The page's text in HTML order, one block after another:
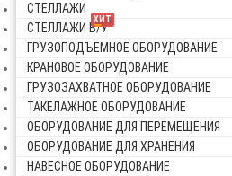
СТЕЛЛАЖИ
ХИТ
СТЕЛЛАЖИ Б/У
ГРУЗОПОДЪЕМНОЕ ОБОРУДОВАНИЕ
КРАНОВОЕ ОБОРУДОВАНИЕ
ГРУЗОЗАХВАТНОЕ ОБОРУДОВАНИЕ
ТАКЕЛАЖНОЕ ОБОРУДОВАНИЕ
ОБОРУДОВАНИЕ ДЛЯ ПЕРЕМЕЩЕНИЯ
ОБОРУДОВАНИЕ ДЛЯ ХРАНЕНИЯ
НАВЕСНОЕ ОБОРУДОВАНИЕ